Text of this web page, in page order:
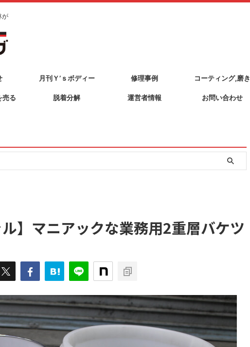
が
月刊Ｙ’ｓボディー 修理事例 コーティング,磨き
売る 脱着分解 運営者情報 お問い合わせ
ル】マニアックな業務用2重層バケツ